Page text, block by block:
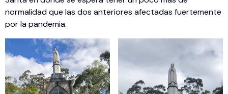
normalidad que las dos anteriores afectadas fuertemente
por la pandemia.